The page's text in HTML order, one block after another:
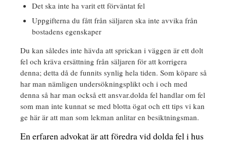
Det ska inte ha varit ett förväntat fel
Uppgifterna du fått från säljaren ska inte avvika från
bostadens egenskaper
Du kan således inte hävda att sprickan i väggen är ett dolt
fel och kräva ersättning från säljaren för att korrigera
denna; detta då de funnits synlig hela tiden. Som köpare så
har man nämligen undersökningsplikt och i och med
denna så har man också ett ansvar.dolda fel handlar om fel
som man inte kunnat se med blotta ögat och ett tips vi kan
ge här är att man som lekman anlitar en besiktningsman.
En erfaren advokat är att föredra vid dolda fel i hus